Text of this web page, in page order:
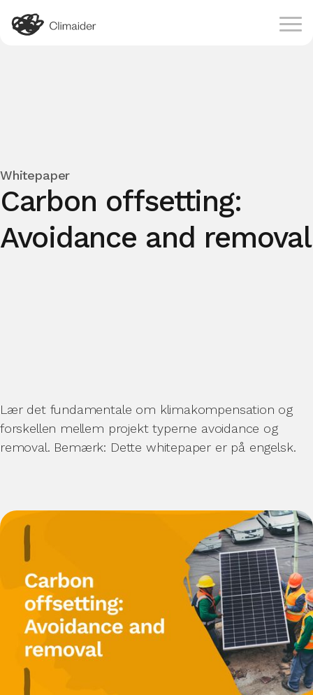
Whitepaper
Carbon offsetting:
Avoidance and removal
Lær det fundamentale om klimakompensation og
forskellen mellem projekt typerne avoidance og
removal. Bemærk: Dette whitepaper er på engelsk.